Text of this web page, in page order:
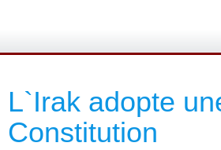
L`Irak adopte
Constitution